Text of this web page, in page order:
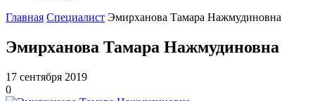
Главная Специалист Эмирханова Тамара Нажмудиновна
Эмирханова Тамара Нажмудиновна
17 сентября 2019
0